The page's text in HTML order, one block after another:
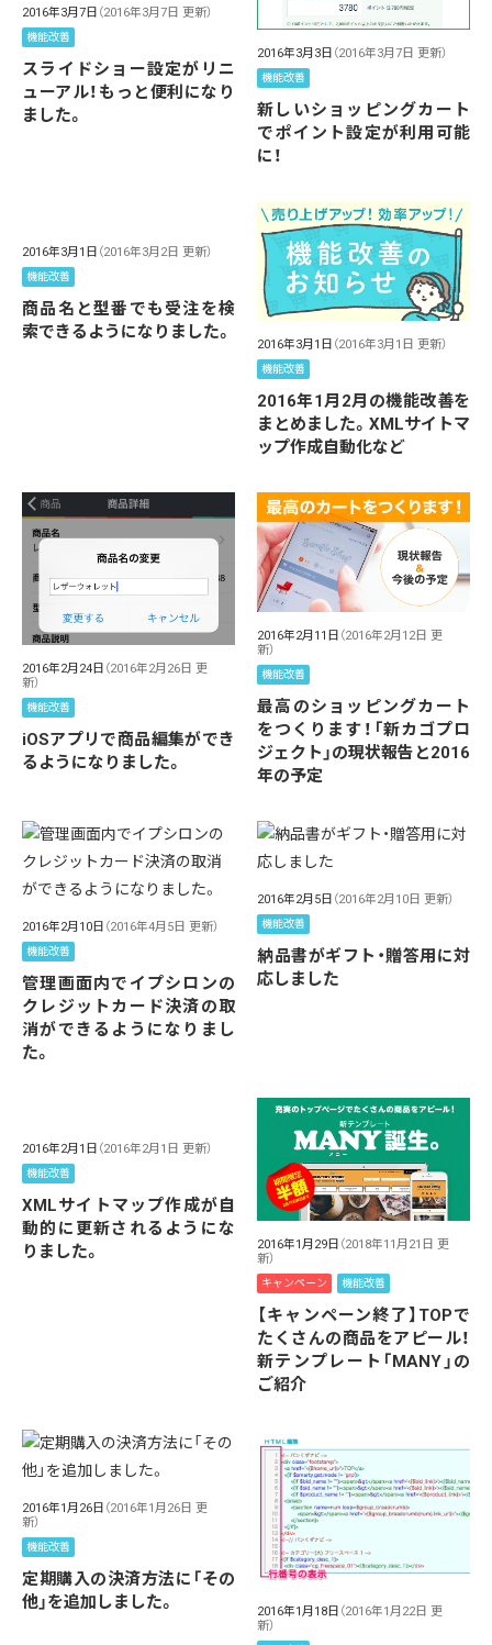
2016年3月7日 （2016年3月7日 更新）
機能改善
スライドショー設定がリニ
ューアル！もっと便利になり
ました。
2016年3月3日 （2016年3月7日 更新）
機能改善
新しいショッピングカート
でポイント設定が利用可能
に！
2016年3月1日 （2016年3月2日 更新）
機能改善
商品名と型番でも受注を検
索できるようになりました。
2016年3月1日 （2016年3月1日 更新）
機能改善
2016年1月2月の機能改善を
まとめました。XMLサイトマ
ップ作成自動化など
2016年2月24日 （2016年2月26日 更
新）
機能改善
iOSアプリで商品編集ができ
るようになりました。
2016年2月11日 （2016年2月12日 更
新）
機能改善
最高のショッピングカート
をつくります！「新カゴプロ
ジェクト」の現状報告と2016
年の予定
2016年2月10日 （2016年4月5日 更新）
機能改善
管理画面内でイプシロンの
クレジットカード決済の取
消ができるようになりまし
た。
2016年2月5日 （2016年2月10日 更新）
機能改善
納品書がギフト・贈答用に対
応しました
2016年2月1日 （2016年2月1日 更新）
機能改善
XMLサイトマップ作成が自
動的に更新されるようにな
りました。
2016年1月29日 （2018年11月21日 更
新）
キャンペーン 機能改善
【キャンペーン終了】TOPで
たくさんの商品をアピール！
新テンプレート「MANY」の
ご紹介
2016年1月26日 （2016年1月26日 更
新）
機能改善
定期購入の決済方法に「その
他」を追加しました。
2016年1月18日 （2016年1月22日 更
新）